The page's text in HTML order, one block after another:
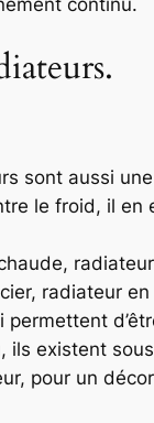
continu.
sont aussi
le froid, il en
radiateur
permettent
ils existent
pour un